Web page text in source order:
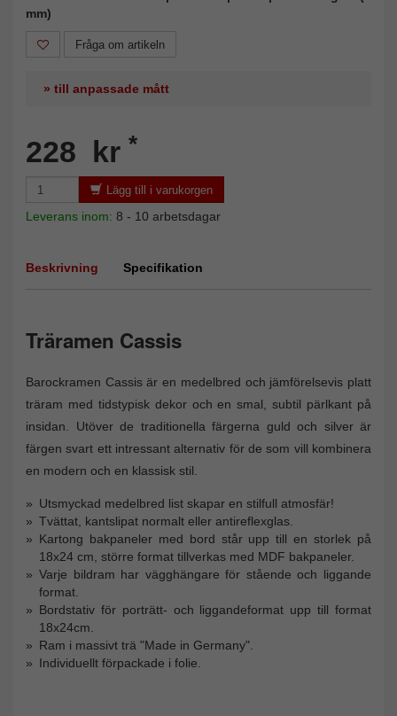
mm)
Fråga om artikeln
» till anpassade mått
228 kr *
Lägg till i varukorgen
Leverans inom: 8 - 10 arbetsdagar
Beskrivning Specifikation
Träramen Cassis
Barockramen Cassis är en medelbred och jämförelsevis platt
träram med tidstypisk dekor och en smal, subtil pärlkant på
insidan. Utöver de traditionella färgerna guld och silver är
färgen svart ett intressant alternativ för de som vill kombinera
en modern och en klassisk stil.
Utsmyckad medelbred list skapar en stilfull atmosfär!
Tvättat, kantslipat normalt eller antireflexglas.
Kartong bakpaneler med bord står upp till en storlek på
18x24 cm, större format tillverkas med MDF bakpaneler.
Varje bildram har vägghängare för stående och liggande
format.
Bordstativ för porträtt- och liggandeformat upp till format
18x24cm.
Ram i massivt trä "Made in Germany".
Individuellt förpackade i folie.